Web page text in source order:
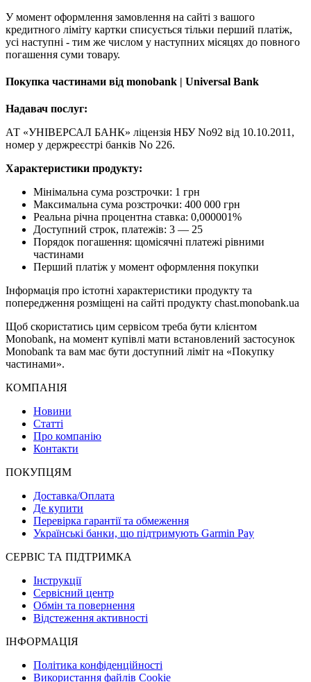
У момент оформлення замовлення на сайті з вашого
кредитного ліміту картки списується тільки перший платіж,
усі наступні - тим же числом у наступних місяцях до повного
погашення суми товару.
Покупка частинами від monobank | Universal Bank
Надавач послуг:
АТ «УНІВЕРСАЛ БАНК» ліцензія НБУ No92 від 10.10.2011,
номер у держреєстрі банків No 226.
Характеристики продукту:
Мінімальна сума розстрочки: 1 грн
Максимальна сума розстрочки: 400 000 грн
Реальна річна процентна ставка: 0,000001%
Доступний строк, платежів: 3 — 25
Порядок погашення: щомісячні платежі рівними
частинами
Перший платіж у момент оформлення покупки
Інформація про істотні характеристики продукту та
попередження розміщені на сайті продукту chast.monobank.ua
Щоб скористатись цим сервісом треба бути клієнтом
Monobank, на момент купівлі мати встановлений застосунок
Monobank та вам має бути доступний ліміт на «Покупку
частинами».
КОМПАНІЯ
Новини
Статті
Про компанію
Контакти
ПОКУПЦЯМ
Доставка/Оплата
Де купити
Перевірка гарантії та обмеження
Українські банки, що підтримують Garmin Pay
СЕРВІС ТА ПІДТРИМКА
Інструкції
Сервісний центр
Обмін та повернення
Відстеження активності
ІНФОРМАЦІЯ
Політика конфіденційності
Використання файлів Cookie